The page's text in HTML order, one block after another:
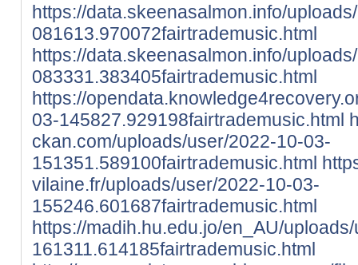
https://data.skeenasalmon.info/
081613.970072fairtrademusic.html
https://data.skeenasalmon.info/
083331.383405fairtrademusic.html
https://
03-145827.929198fairtrademusic.html
ckan.com/uploads/user/2022-10-03-
151351.589100fairtrademusic.html
vilaine.fr/uploads/user/2022-10-03-
155246.601687fairtrademusic.html
https://madih.hu.edu.jo/en_AU/
161311.614185fairtrademusic.html